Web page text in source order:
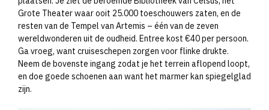
Grote Theater waar ooit 25.000 toeschouwers zaten, en de
resten van de Tempel van Artemis – één van de zeven
wereldwonderen uit de oudheid. Entree kost €40 per persoon.
Ga vroeg, want cruiseschepen zorgen voor flinke drukte.
Neem de bovenste ingang zodat je het terrein aflopend loopt,
en doe goede schoenen aan want het marmer kan spiegelglad
zijn.